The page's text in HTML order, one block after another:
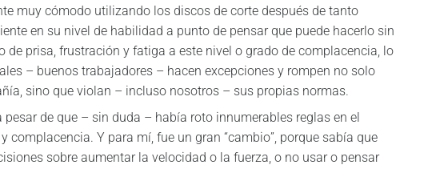
muy cómodo utilizando los discos de corte después de tanto
en su nivel de habilidad a punto de pensar que puede hacerlo sin
de prisa, frustración y fatiga a este nivel o grado de complacencia, lo
– buenos trabajadores – hacen excepciones y rompen no solo
sino que violan – incluso nosotros – sus propias normas.
pesar de que – sin duda – había roto innumerables reglas en el
Y para mí, fue un gran “cambio”, porque sabía que
sobre aumentar la velocidad o la fuerza, o no usar o pensar